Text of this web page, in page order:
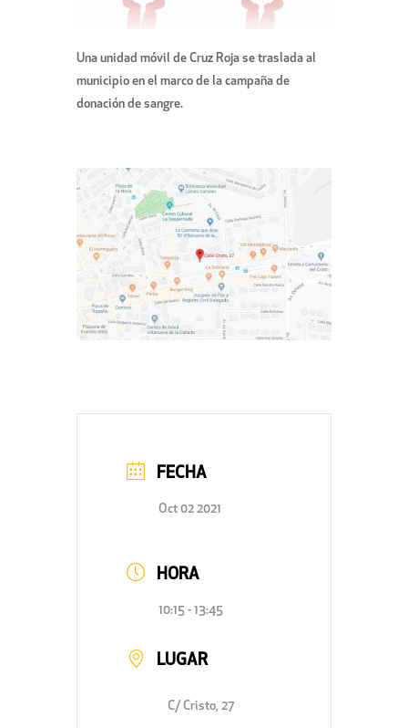
Una unidad móvil de Cruz Roja se traslada al
municipio en el marco de la campaña de
donación de sangre.
FECHA
Oct 02 2021
HORA
10:15 - 13:45
LUGAR
C/ Cristo, 27